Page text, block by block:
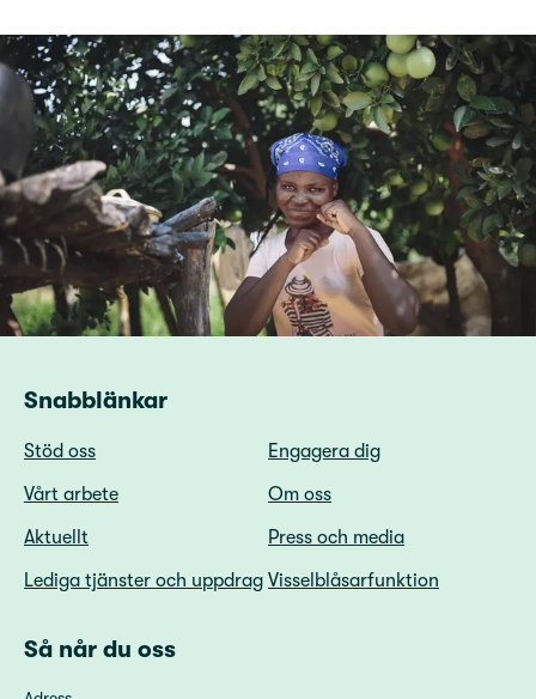
Snabblänkar
Stöd oss
Engagera dig
Vårt arbete
Om oss
Aktuellt
Press och media
Lediga tjänster och uppdrag Visselblåsarfunktion
Så når du oss